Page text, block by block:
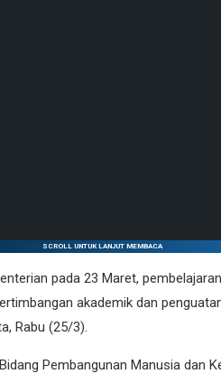
SCROLL UNTUK LANJUT MEMBACA
pada 23 Maret,
akademik dan
Rabu (25/3).
Pembangunan Manusia dan